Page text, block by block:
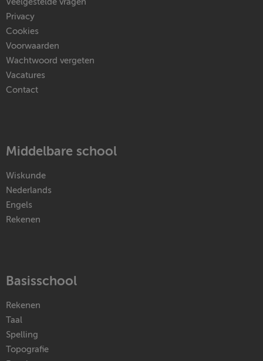
Veelgestelde vragen
Privacy
Cookies
Voorwaarden
Wachtwoord vergeten
Vacatures
Contact
Middelbare school
Wiskunde
Nederlands
Engels
Rekenen
Basisschool
Rekenen
Taal
Spelling
Topografie